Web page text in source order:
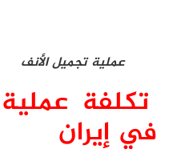
عملية تجميل الأنف
تكلفة
في إيران